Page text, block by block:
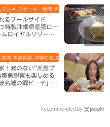
るプールサイド
特製沖縄県産豚ロー
ムロイヤルリゾート
グルメ,ステーキ・焼肉,テレビ,ホテル,地域,本島
！波のない“天然プ
魚観察も楽しめる
名城の郷ビーチ」
地域,本島南部,沖縄の海,自然
Recommended by